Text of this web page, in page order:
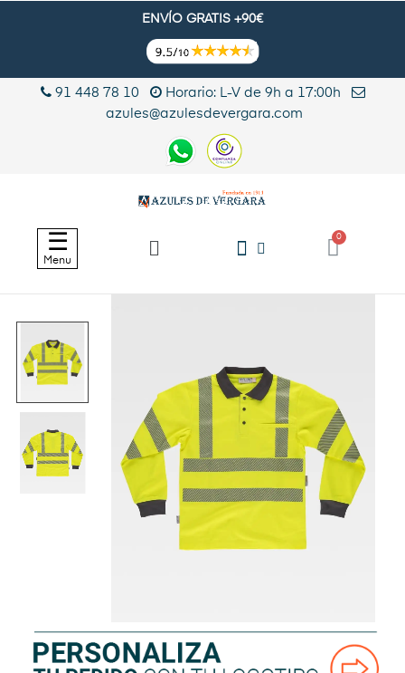
ENVÍO GRATIS +90€
91 448 78 10
Horario: L-V de 9h a 17:00h
azules@azulesdevergara.com
Navegación
de
palanca
☰
Menu